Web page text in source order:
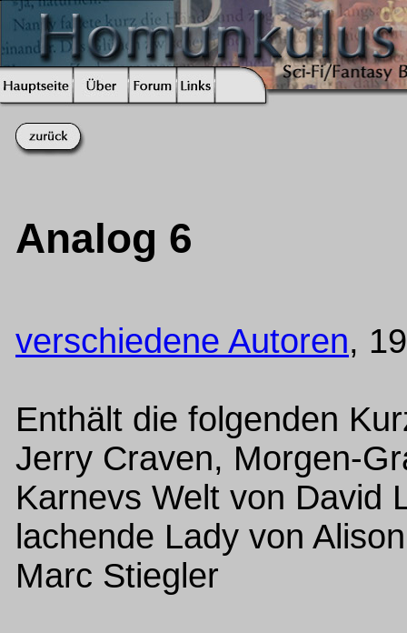
Analog 6
verschiedene Autoren,
Enthält die folgenden
Jerry Craven, Morgen-
Karnevs Welt von David
lachende Lady von
Marc Stiegler